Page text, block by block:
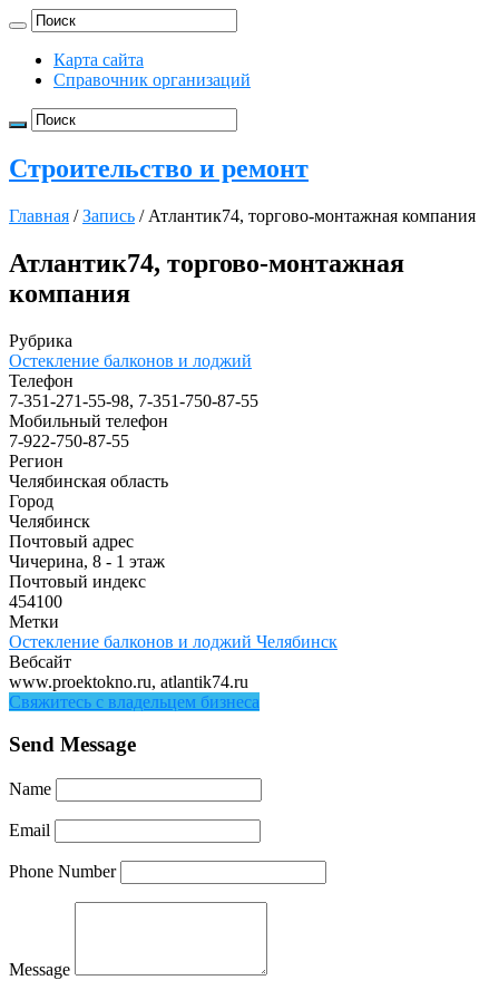
Карта сайта
Справочник организаций
Строительство и ремонт
Главная / Запись / Атлантик74, торгово-монтажная компания
Атлантик74, торгово-монтажная
компания
Рубрика
Остекление балконов и лоджий
Телефон
7-351-271-55-98, 7-351-750-87-55
Мобильный телефон
7-922-750-87-55
Регион
Челябинская область
Город
Челябинск
Почтовый адрес
Чичерина, 8 - 1 этаж
Почтовый индекс
454100
Метки
Остекление балконов и лоджий Челябинск
Вебсайт
www.proektokno.ru, atlantik74.ru
Свяжитесь с владельцем бизнеса
Send Message
Name
Email
Phone Number
Message